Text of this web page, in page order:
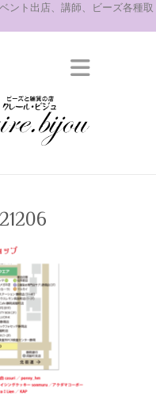
ント出店、講師、ビーズ各種取